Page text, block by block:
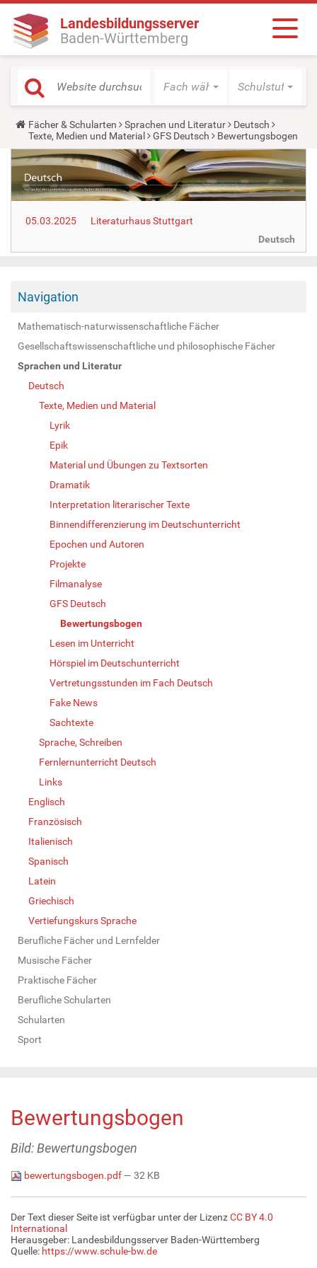
Landesbildungsserver
Baden-Württemberg
Fach wählen Schulstufe
Y
o
u
a
r
e
h
e
e
Fächer & Schularten Sprachen und Literatur
Deutsch
Texte, Medien und Material
GFS Deutsch Bewertungsbogen
05.03.2025
Literaturhaus Stuttgart
Deutsch
Navigation
Mathematisch-naturwissenschaftliche Fächer
Gesellschaftswissenschaftliche und philosophische Fächer
Sprachen und Literatur
Deutsch
Texte, Medien und Material
Lyrik
Epik
Material und Übungen zu Textsorten
Dramatik
Interpretation literarischer Texte
Binnendifferenzierung im Deutschunterricht
Epochen und Autoren
Projekte
Filmanalyse
GFS Deutsch
Bewertungsbogen
Lesen im Unterricht
Hörspiel im Deutschunterricht
Vertretungsstunden im Fach Deutsch
Fake News
Sachtexte
Sprache, Schreiben
Fernlernunterricht Deutsch
Links
Englisch
Französisch
Italienisch
Spanisch
Latein
Griechisch
Vertiefungskurs Sprache
Berufliche Fächer und Lernfelder
Musische Fächer
Praktische Fächer
Berufliche Schularten
Schularten
Sport
Bewertungsbogen
Bild: Bewertungsbogen
bewertungsbogen.pdf— 32 KB
Der Text dieser Seite ist verfügbar unter der LizenzCC BY 4.0
International
Herausgeber: Landesbildungsserver Baden-Württemberg
Quelle: https://www.schule-bw.de